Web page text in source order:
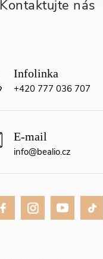
info@bealio.cz
+420 777 036 707